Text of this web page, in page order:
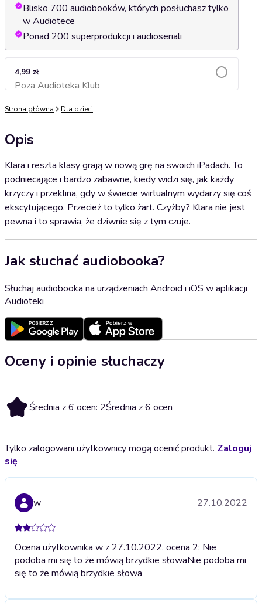
Blisko 700 audiobooków, których posłuchasz tylko
w Audiotece
Ponad 200 superprodukcji i audioseriali
4,99 zł
Poza Audioteka KlubDodaj do koszyka
Strona główna Dla dzieci
Opis
Klara i reszta klasy grają w nową grę na swoich iPadach. To
podniecające i bardzo zabawne, kiedy widzi się, jak każdy
krzyczy i przeklina, gdy w świecie wirtualnym wydarzy się coś
ekscytującego. Przecież to tylko żart. Czyżby? Klara nie jest
pewna i to sprawia, że dziwnie się z tym czuje.
Jak słuchać audiobooka?
Słuchaj audiobooka na urządzeniach Android i iOS w aplikacji
Audioteki
Oceny i opinie słuchaczy
2 Średnia z 6 ocen: 2Średnia z 6 ocen
Tylko zalogowani użytkownicy mogą ocenić produkt. Zaloguj
się
w 27.10.2022
Ocena użytkownika w z 27.10.2022, ocena 2; Nie
podoba mi się to że mówią brzydkie słowaNie podoba mi
się to że mówią brzydkie słowa